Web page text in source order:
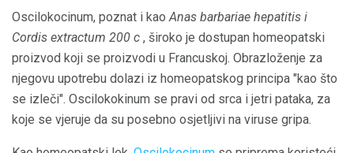
Oscilokocinum, poznat i kaoAnas barbariae hepatitis i
Cordis extractum 200 c , široko je dostupan homeopatski
proizvod koji se proizvodi u Francuskoj. Obrazloženje za
njegovu upotrebu dolazi iz homeopatskog principa "kao što
se izleči". Oscilokokinum se pravi od srca i jetri pataka, za
koje se vjeruje da su posebno osjetljivi na viruse gripa.